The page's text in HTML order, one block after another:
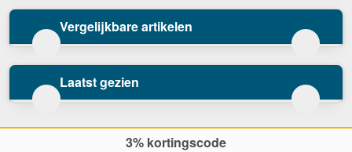
Vergelijkbare artikelen
Laatst gezien
3% kortingscode